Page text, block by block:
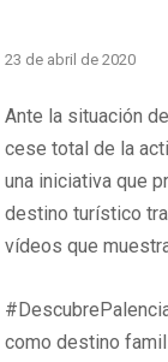
23 de abril de 2020
Ante la situación
cese total de la
una iniciativa que
destino turístico
vídeos que
como destino